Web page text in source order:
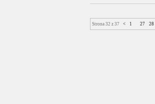
Strona 32 z 37 < 1 27 28